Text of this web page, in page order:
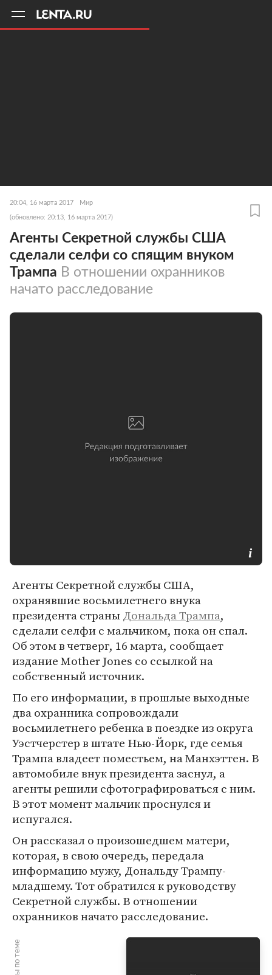
20:04, 16 марта 2017 Мир
(обновлено: 20:13, 16 марта 2017)
Агенты Секретной службы США
сделали селфи со спящим внуком
Трампа В отношении охранников
начато расследование
Агенты Секретной службы США,
охранявшие восьмилетнего внука
президента страныДональда Трампа,
сделали селфи с мальчиком, пока он спал.
Об этом в четверг, 16 марта, сообщает
издание Mother Jones со ссылкой на
собственный источник.
По его информации, в прошлые выходные
два охранника сопровождали
восьмилетнего ребенка в поездке из округа
Уэстчерстер в штате Нью-Йорк, где семья
Трампа владеет поместьем, на Манхэттен. В
автомобиле внук президента заснул, а
агенты решили сфотографироваться с ним.
В этот момент мальчик проснулся и
испугался.
Он рассказал о произошедшем матери,
которая, в свою очередь, передала
информацию мужу, Дональду Трампу-
младшему. Тот обратился к руководству
Секретной службы. В отношении
охранников начато расследование.